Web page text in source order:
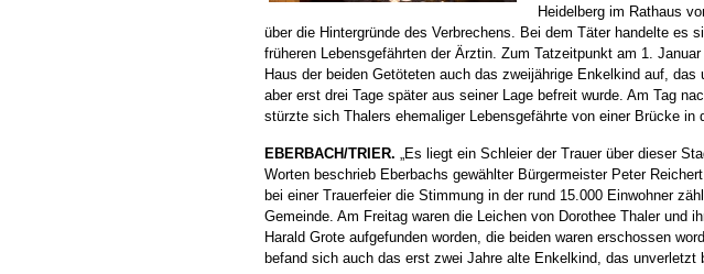
Heidelberg im Rathaus
über die Hintergründe des Verbrechens. Bei dem Täter handelte es
früheren Lebensgefährten der Ärztin. Zum Tatzeitpunkt am 1.
Haus der beiden Getöteten auch das zweijährige Enkelkind auf, das
aber erst drei Tage später aus seiner Lage befreit wurde. Am Tag
stürzte sich Thalers ehemaliger Lebensgefährte von einer Brücke in
EBERBACH/TRIER. „Es liegt ein Schleier der Trauer über dieser
Worten beschrieb Eberbachs gewählter Bürgermeister Peter
bei einer Trauerfeier die Stimmung in der rund 15.000 Einwohner
Gemeinde. Am Freitag waren die Leichen von Dorothee Thaler und
Harald Grote aufgefunden worden, die beiden waren erschossen
befand sich auch das erst zwei Jahre alte Enkelkind, das unverletzt